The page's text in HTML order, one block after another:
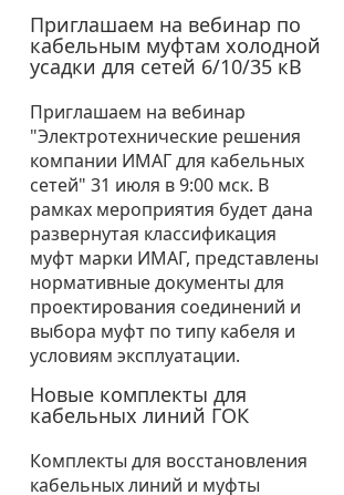
Приглашаем на вебинар по
кабельным муфтам холодной
усадки для сетей 6/10/35 кВ
Приглашаем на вебинар
"Электротехнические решения
компании ИМАГ для кабельных
сетей" 31 июля в 9:00 мск. В
рамках мероприятия будет дана
развернутая классификация
муфт марки ИМАГ, представлены
нормативные документы для
проектирования соединений и
выбора муфт по типу кабеля и
условиям эксплуатации.
Новые комплекты для
кабельных линий ГОК
Комплекты для восстановления
кабельных линий и муфты